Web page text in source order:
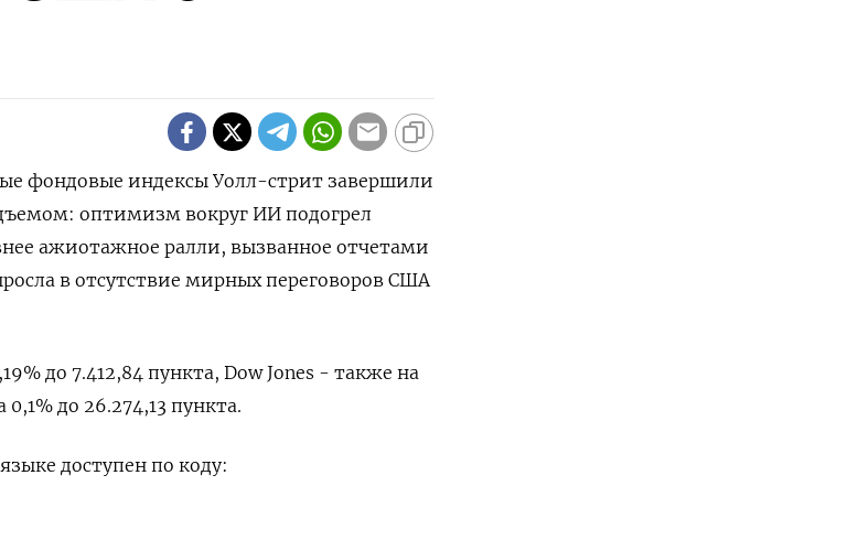
фондовые индексы Уолл-стрит ‌завершили
оптимизм вокруг ​ИИ ​подогрел
ажиотажное ралли, ‌вызванное отчетами
в ​отсутствие мирных переговоров ‌США
до 7.412,84 пункта, ​Dow Jones - также на
0,1% ​до ⁠26.274,13 пункта.
‌доступен по коду: